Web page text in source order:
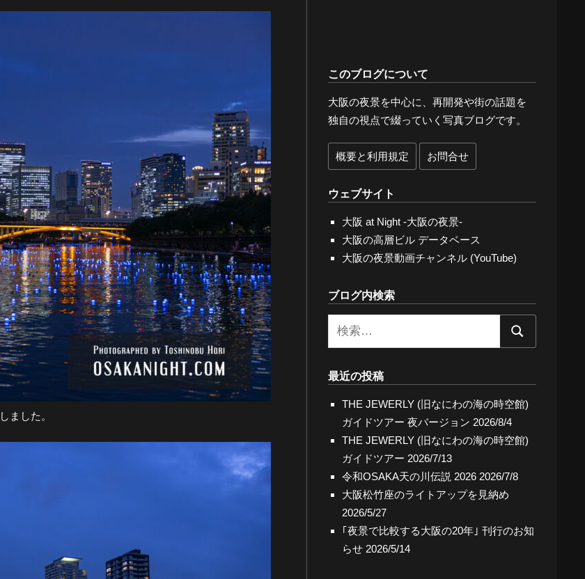
ました。
このブログについて
大阪の夜景を中心に、再開発や街の話題を
独自の視点で綴っていく写真ブログです。
概要と利用規定 お問合せ
ウェブサイト
大阪 at Night -大阪の夜景-
大阪の高層ビル データベース
大阪の夜景動画チャンネル (YouTube)
ブログ内検索
検
最近の投稿
THE JEWERLY (旧なにわの海の時空館)
ガイドツアー 夜バージョン 2026/8/4
THE JEWERLY (旧なにわの海の時空館)
ガイドツアー 2026/7/13
令和OSAKA天の川伝説 2026 2026/7/8
大阪松竹座のライトアップを見納め
2026/5/27
｢夜景で比較する大阪の20年｣ 刊行のお知
らせ 2026/5/14